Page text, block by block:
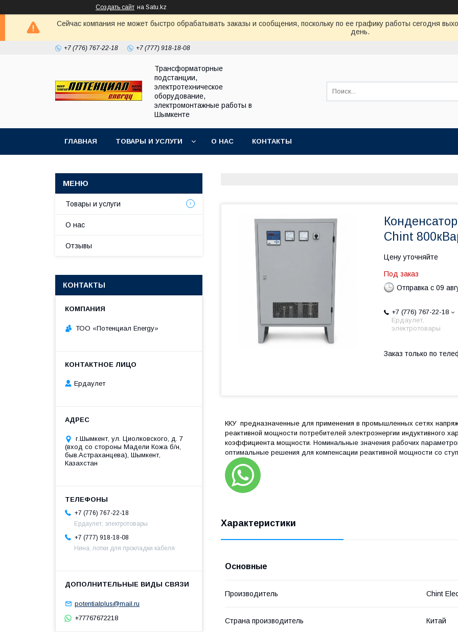
Создать сайт на Satu.kz
Сейчас компания не может быстро обрабатывать заказы и сообщения, поскольку по ее графику работы сегодня
день.
+7 (776) 767-22-18 +7 (777) 918-18-08
Трансформаторные
подстанции,
электротехническое
оборудование,
электромонтажные работы в
Шымкенте
ГЛАВНАЯ ТОВАРЫ И УСЛУГИ О НАС КОНТАКТЫ
Chint
Цену уточняйте
Под заказ
Отправка с 09
+7 (776) 767-22-18
Ердаулет,
электротовары
Заказ только по
ККУ предназначенные для применения в промышленных сетях
реактивной мощности потребителей электроэнергии индуктивного
коэффициента мощности. Номинальные значения рабочих
оптимальные решения для компенсации реактивной мощности со
Характеристики
Основные
Производитель Chint
Страна производитель Китай
Товары и услуги
О нас
Отзывы
КОНТАКТЫ
ТОО «‎Потенциал Energy»‎
Ердаулет
г.Шымкент, ул. Циолковского, д. 7
(вход со стороны Мадели Кожа б/н,
быв.Астраханцева), Шымкент,
Казахстан
+7 (776) 767-22-18
Ердаулет, электротовары
+7 (777) 918-18-08
Нина, лотки для прокладки кабеля
potentialplus@mail.ru
+77767672218